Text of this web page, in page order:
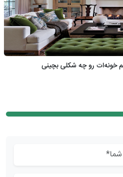
خونه‌ات رو چه شکلی بچینی